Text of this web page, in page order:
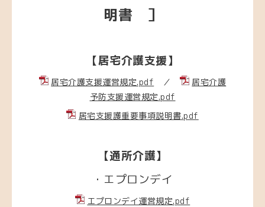
明書 ］
【居宅介護支援】
居宅介護支援運営規定.pdf ／
居宅介護
予防支援運営規定.pdf
居宅支援護重要事項説明書.pdf
【通所介護】
・エプロンデイ
エプロンデイ運営規定.pdf